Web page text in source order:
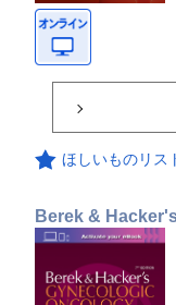
ほしいものリス
Berek &